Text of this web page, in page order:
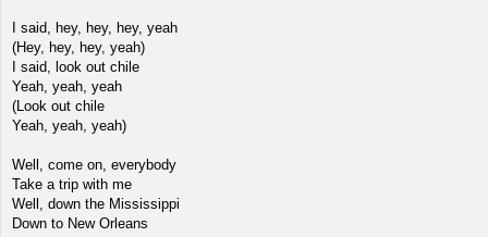
I said, hey, hey, hey, yeah
(Hey, hey, hey, yeah)
I said, look out chile
Yeah, yeah, yeah
(Look out chile
Yeah, yeah, yeah)
Well, come on, everybody
Take a trip with me
Well, down the Mississippi
Down to New Orleans